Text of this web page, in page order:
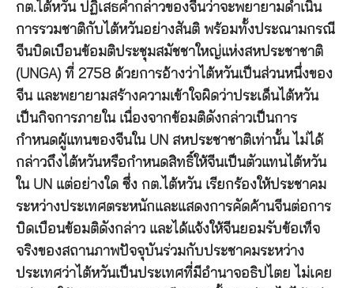
กต.ไต้หวัน ปฏิเสธคำกล่าวของจีนว่าจะพยายามดำเนิน
การรวมชาติกับไต้หวันอย่างสันติ พร้อมทั้งประณามกรณี
จีนบิดเบือนข้อมติประชุมสมัชชาใหญ่แห่งสหประชาชาติ
(UNGA) ที่ 2758 ด้วยการอ้างว่าไต้หวันเป็นส่วนหนึ่งของ
จีน และพยายามสร้างความเข้าใจผิดว่าประเด็นไต้หวัน
เป็นกิจการภายใน เนื่องจากข้อมติดังกล่าวเป็นการ
กำหนดผู้แทนของจีนใน UN สหประชาชาติเท่านั้น ไม่ได้
กล่าวถึงไต้หวันหรือกำหนดสิทธิ์ให้จีนเป็นตัวแทนไต้หวัน
ใน UN แต่อย่างใด ซึ่ง กต.ไต้หวัน เรียกร้องให้ประชาคม
ระหว่างประเทศตระหนักและแสดงการคัดค้านจีนต่อการ
บิดเบือนข้อมติดังกล่าว และได้แจ้งให้จีนยอมรับข้อเท็จ
จริงของสถานภาพปัจจุบันร่วมกับประชาคมระหว่าง
ประเทศว่าไต้หวันเป็นประเทศที่มีอำนาจอธิปไตย ไม่เคย